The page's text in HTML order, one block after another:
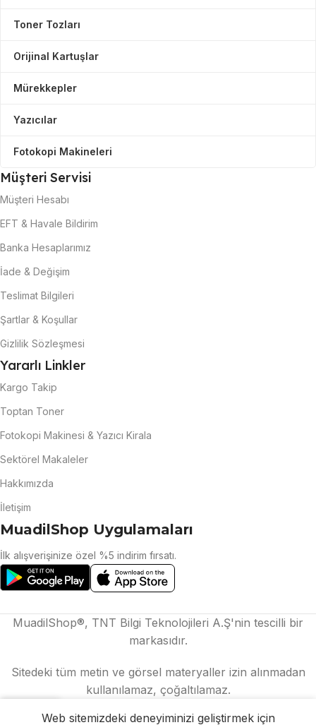
Toner Tozları
Orijinal Kartuşlar
Mürekkepler
Yazıcılar
Fotokopi Makineleri
Müşteri Servisi
Müşteri Hesabı
EFT & Havale Bildirim
Banka Hesaplarımız
İade & Değişim
Teslimat Bilgileri
Şartlar & Koşullar
Gizlilik Sözleşmesi
Yararlı Linkler
Kargo Takip
Toptan Toner
Fotokopi Makinesi & Yazıcı Kirala
Sektörel Makaleler
Hakkımızda
İletişim
MuadilShop Uygulamaları
İlk alışverişinize özel %5 indirim fırsatı.
MuadilShop®, TNT Bilgi Teknolojileri A.Ş'nin tescilli bir
markasıdır.
Sitedeki tüm metin ve görsel materyaller izin alınmadan
kullanılamaz, çoğaltılamaz.
Web sitemizdeki deneyiminizi geliştirmek için